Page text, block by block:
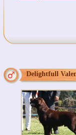
Delightfull